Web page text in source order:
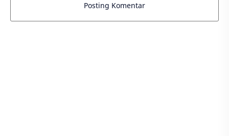
Posting Komentar